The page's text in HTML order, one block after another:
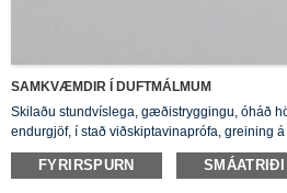
SAMKVÆMDIR Í DUFTMÁLMUM
Skilaðu stundvíslega, gæðistryggingu, óháð
endurgjöf, í stað viðskiptavinaprófa, greining
FYRIRSPURN SMÁATRIÐI